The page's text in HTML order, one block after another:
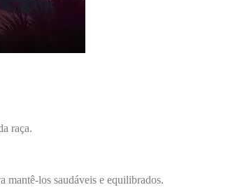
raça.
mantê-los saudáveis e equilibrados.